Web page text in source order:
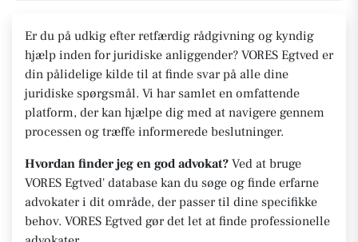
Er du på udkig efter retfærdig rådgivning og kyndig
hjælp inden for juridiske anliggender? VORES Egtved er
din pålidelige kilde til at finde svar på alle dine
juridiske spørgsmål. Vi har samlet en omfattende
platform, der kan hjælpe dig med at navigere gennem
processen og træffe informerede beslutninger.
Hvordan finder jeg en god advokat? Ved at bruge
VORES Egtved' database kan du søge og finde erfarne
advokater i dit område, der passer til dine specifikke
behov. VORES Egtved gør det let at finde professionelle